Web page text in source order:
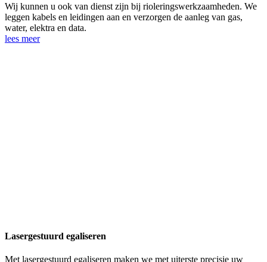
Wij kunnen u ook van dienst zijn bij rioleringswerkzaamheden. We
leggen kabels en leidingen aan en verzorgen de aanleg van gas,
water, elektra en data.
lees meer
Lasergestuurd egaliseren
Met lasergestuurd egaliseren maken we met uiterste precisie uw